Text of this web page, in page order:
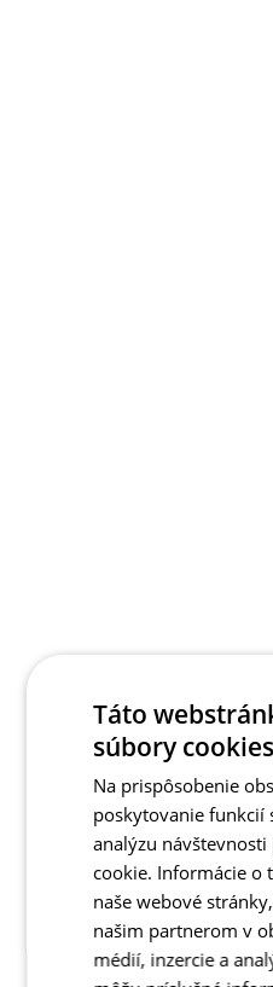
Táto
súbory cookies
Na prispôsobenie
poskytovanie funkcií
analýzu
cookie. Informácie o
naše webové
našim partnerom v
médií, inzercie a